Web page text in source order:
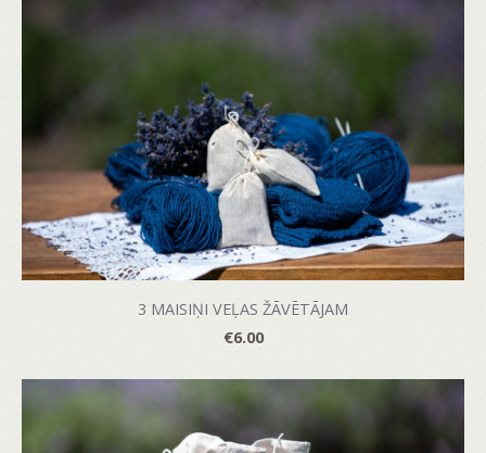
3 MAISIŅI VEĻAS ŽĀVĒTĀJAM
€6.00